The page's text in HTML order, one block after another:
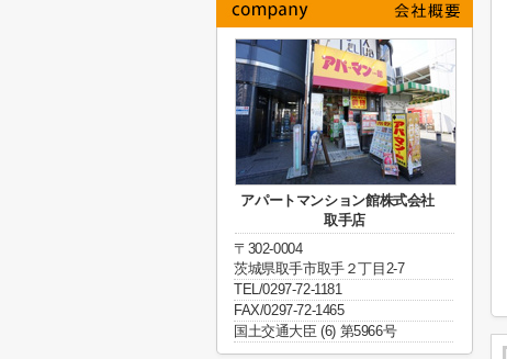
アパートマンション館株式会社
取手店
〒302-0004
茨城県取手市取手２丁目2-7
TEL/0297-72-1181
FAX/0297-72-1465
国土交通大臣 (6) 第5966号